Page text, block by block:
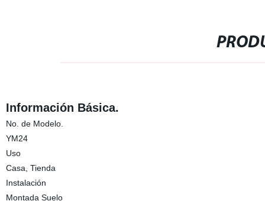
Información Básica.
No. de Modelo.
YM24
Uso
Casa, Tienda
Instalación
Montada Suelo